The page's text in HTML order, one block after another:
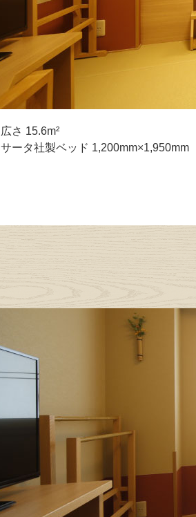
広さ 15.6m²
サータ社製ベッド 1,200mm×1,950mm